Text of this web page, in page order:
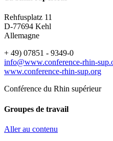
Rehfusplatz 11
D-77694 Kehl
Allemagne
+ 49) 07851 - 9349-0
info@www.conference-rhin-
www.conference-rhin-sup.org
Conférence du Rhin supérieur
Groupes de travail
Aller au contenu